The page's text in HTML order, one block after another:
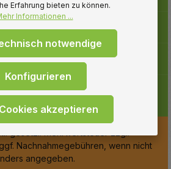
Nachnahmegebühren, wenn nicht
angegeben.
Erfahrung bieten zu können.
Informationen ...
notwendige
Konfigurieren
akzeptieren